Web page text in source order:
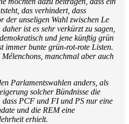
das verhindert, dass
der unseligen Wahl zwischen Le
ist es sehr verkürzt zu sagen,
und jene künftig grün
immer bunte grün-rot-rote Listen.
manchmal aber auch
Parlamentswahlen anders, als
solcher Bündnisse die
PCF und FI und PS nur eine
und die REM eine
erhielt.